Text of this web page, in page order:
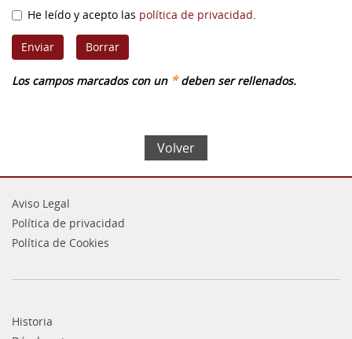
He leído y acepto las política de privacidad.
Los campos marcados con un *deben ser rellenados.
Volver
Aviso Legal
Política de privacidad
Política de Cookies
Historia